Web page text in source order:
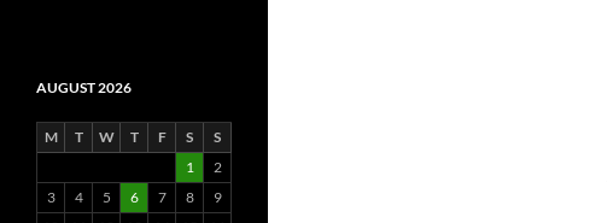
AUGUST 2026
M T W T F S
S
1
2
3
4 5 6 7 8
9